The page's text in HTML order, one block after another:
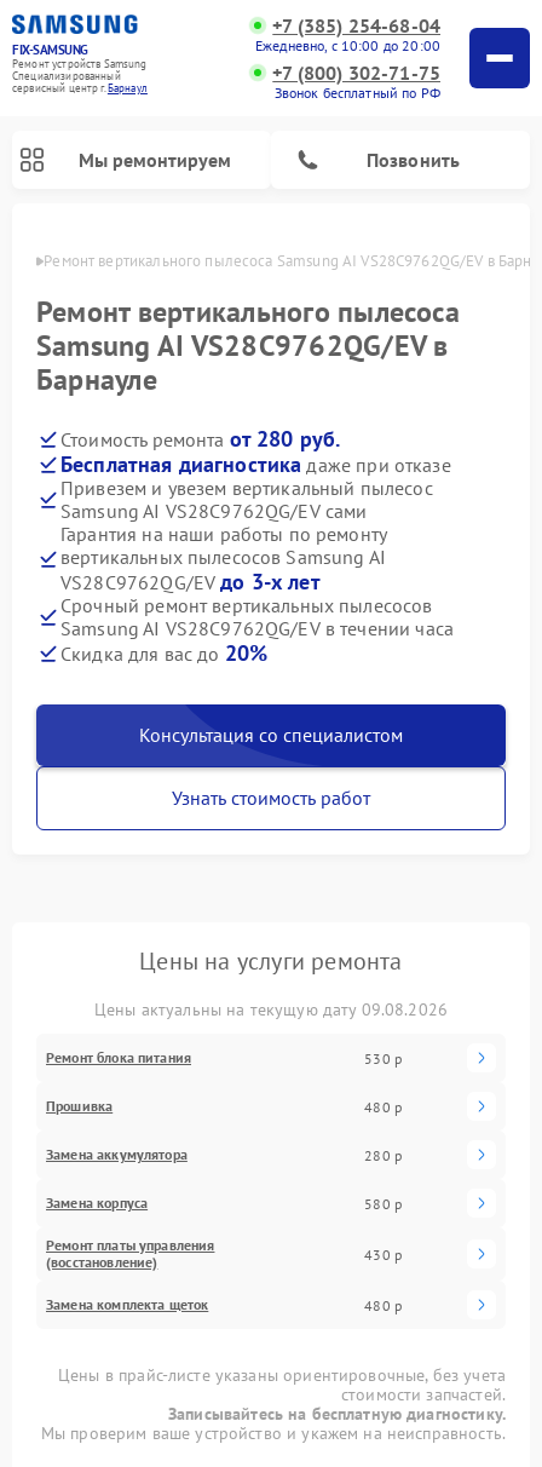
FIX-SAMSUNG
Ремонт устройств Samsung
Специализированный
cервисный центр г.Барнаул
+7 (385) 254-68-04
Ежедневно, с 10:00 до 20:00
+7 (800) 302-71-75
Звонок бесплатный по РФ
Мы ремонтируем Позвонить
Ремонт вертикального пылесоса Samsung AI VS28C9762QG/EV в
Ремонт вертикального пылесоса
Samsung AI VS28C9762QG/EV в
Барнауле
Стоимость ремонта от 280 руб.
Бесплатная диагностика даже при отказе
Привезем и увезем вертикальный пылесос
Samsung AI VS28C9762QG/EV сами
Гарантия на наши работы по ремонту
вертикальных пылесосов Samsung AI
VS28C9762QG/EVдо 3-х лет
Срочный ремонт вертикальных пылесосов
Samsung AI VS28C9762QG/EV в течении часа
Скидка для вас до 20%
Консультация со специалистом
Узнать стоимость работ
Цены на услуги ремонта
Цены актуальны на текущую дату 09.08.2026
Ремонт блока питания 530 р
Прошивка 480 р
Замена аккумулятора 280 р
Замена корпуса 580 р
Ремонт платы управления
(восстановление)
430 р
Замена комплекта щеток 480 р
Цены в прайс-листе указаны ориентировочные, без учета
стоимости запчастей.
Записывайтесь на бесплатную диагностику.
Мы проверим ваше устройство и укажем на неисправность.